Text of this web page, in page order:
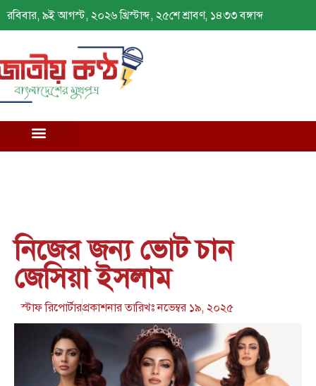
রবিবার, ৯ই আগস্ট, ২০২৬ খ্রিস্টাব্দ, ২৫শে শ্রাবণ, ১৪৩৩ বঙ্গাব্দ
নিজের জন্য ভোট চান
জেসিয়া ইসলাম
স্টাফ রিপোর্টারপ্রকাশনার তারিখঃনভেম্বর ১৯, ২০২৫